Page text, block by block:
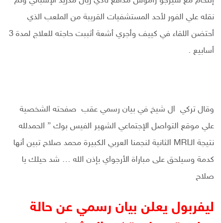
نقله علي الفور لأحد المستشفيات القريبة من الملعب الذي
أحتضن اللقاء في كييف وأجري أشعة أثببت حاجته للعلاج لمدة 3
أسابيع .
وقال تركي ال شيخ في بيان رسمي عقب صفحته الشخصية
علي موقع التواصل الإجتماعي الشهير الفيس بوك ” الحمدلله
نتيجة الـMRI الثانية لنجمنا العربي الكبيرة محمد صلاح تبين أنها
كدمة وسيلحق على مباراة الأرجواي بإذن الله … شد حيلك يا
صلاح
ليفربول يعلن بيان رسمي عن حالة